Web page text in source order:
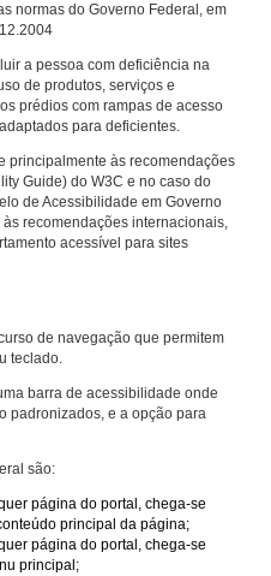
normas do Governo Federal, em
a pessoa com deficiência na
de produtos, serviços e
prédios com rampas de acesso
para deficientes.
principalmente às recomendações
Guide) do W3C e no caso do
de Acessibilidade em Governo
recomendações internacionais,
acessível para sites
de navegação que permitem
teclado.
barra de acessibilidade onde
padronizados, e a opção para
são:
página do portal, chega-se
principal da página;
página do portal, chega-se
principal;